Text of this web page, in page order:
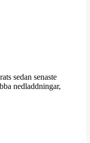
sedan senaste
nedladdningar,